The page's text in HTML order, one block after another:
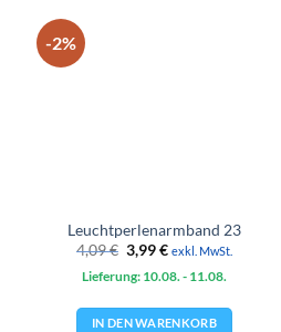
-2%
Leuchtperlenarmband 23
4,09€ Ursprünglicher
Preis
war:
3,99€Aktueller
ist:
exkl. MwSt.
Lieferung: 10.08. - 11.08.
IN DEN WARENKORB